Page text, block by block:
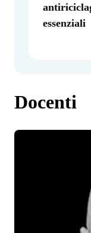
essenziali
Docenti